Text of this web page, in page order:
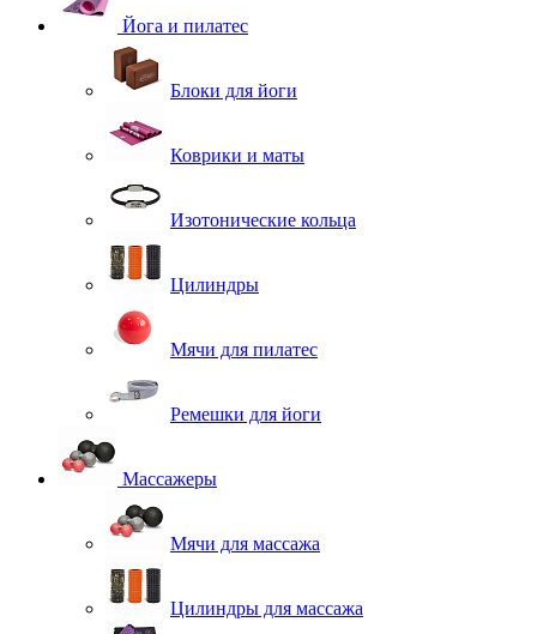
Йога и пилатес
Блоки для йоги
Коврики и маты
Изотонические кольца
Цилиндры
Мячи для пилатес
Ремешки для йоги
Массажеры
Мячи для массажа
Цилиндры для массажа